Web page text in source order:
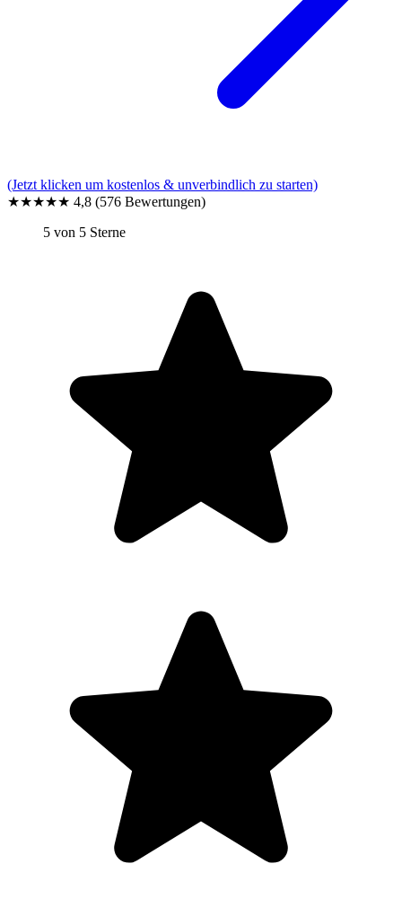
(Jetzt klicken um kostenlos & unverbindlich zu starten)
★★★★★ 4,8 (576 Bewertungen)
5 von 5 Sterne